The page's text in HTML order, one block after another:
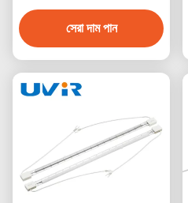
ইনফ্রারেড হিটার ল্যাম্প
সেরা দাম পান